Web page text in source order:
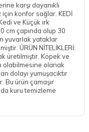
karşı dayanıklı
için konfor sağlar. KEDİ
ve Küçük ırk
cm çapında olup 30
yuvarlak yataklar
ÜRÜN NİTELİKLERİ:
üretilmiştir. Köpek ve
olabilmesine olanak
dolayı yumuşacıktır
Bu ürün çamaşır
kuru temizleme